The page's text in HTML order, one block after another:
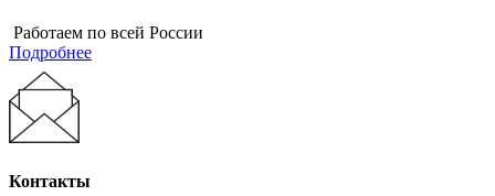
Работаем по всей России
Подробнее
Контакты